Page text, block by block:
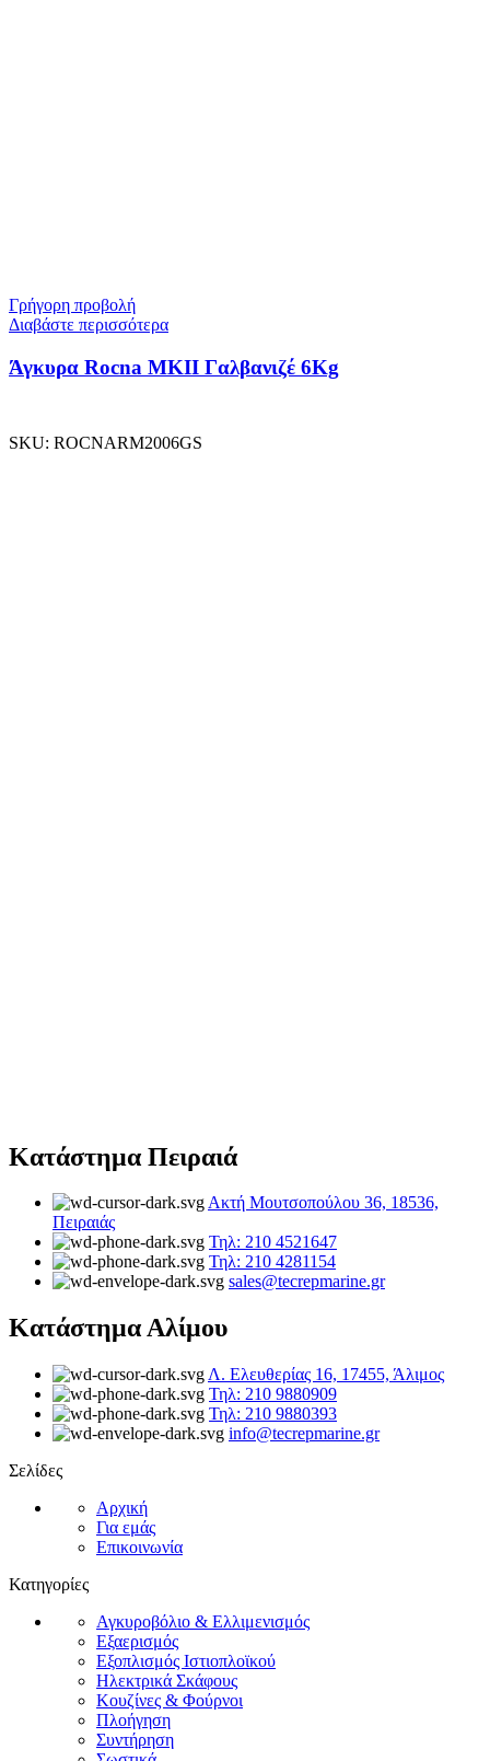
Γρήγορη προβολή
Διαβάστε περισσότερα
Άγκυρα Rocna MKII Γαλβανιζέ 6Kg
SKU: ROCNARM2006GS
Κατάστημα Πειραιά
Ακτή Μουτσοπούλου 36, 18536,
Πειραιάς
Τηλ: 210 4521647
Τηλ: 210 4281154
sales@tecrepmarine.gr
Κατάστημα Αλίμου
Λ. Ελευθερίας 16, 17455, Άλιμος
Τηλ: 210 9880909
Τηλ: 210 9880393
info@tecrepmarine.gr
Σελίδες
Αρχική
Για εμάς
Επικοινωνία
Κατηγορίες
Αγκυροβόλιο & Ελλιμενισμός
Εξαερισμός
Εξοπλισμός Ιστιοπλοϊκού
Ηλεκτρικά Σκάφους
Κουζίνες & Φούρνοι
Πλοήγηση
Συντήρηση